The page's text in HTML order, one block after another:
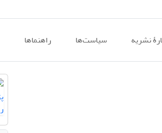
نشریه سیاست‌ها راهنماها